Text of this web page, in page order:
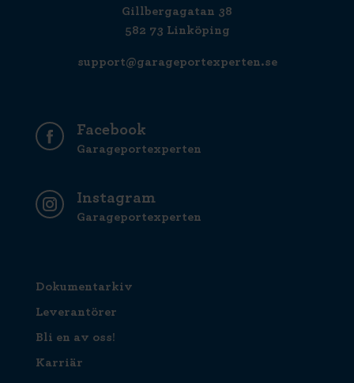
Gillbergagatan 38
582 73 Linköping
support@garageportexperten.se
Facebook
Garageportexperten
Instagram
Garageportexperten
Dokumentarkiv
Leverantörer
Bli en av oss!
Karriär